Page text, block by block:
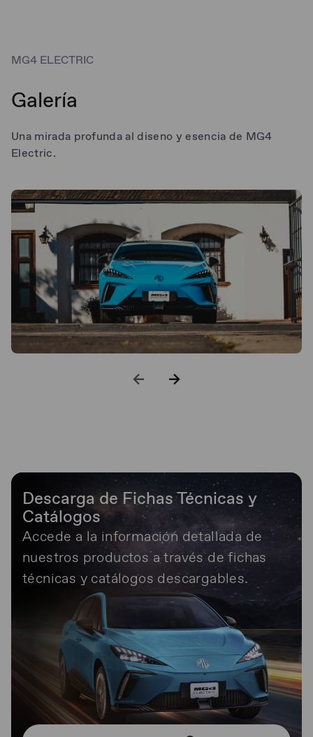
MG4 ELECTRIC
Galería
Una mirada profunda al diseno y esencia de MG4
Electric.
Descarga de Fichas Técnicas y
Catálogos
Accede a la información detallada de
nuestros productos a través de fichas
técnicas y catálogos descargables.